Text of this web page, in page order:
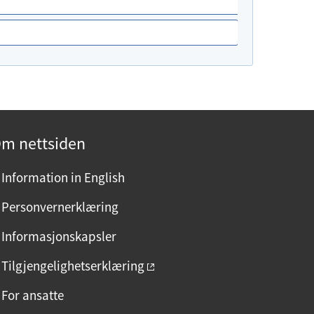
nettsiden
Information in English
Personvernerklæring
Informasjonskapsler
Tilgjengelighetserklæring
For ansatte